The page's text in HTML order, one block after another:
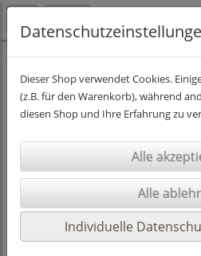
DIGISTAMPS INKL. PAPIER
Dieser Shop verwendet Cookies.
(z.B. für den Warenkorb), während
diesen Shop und Ihre Erfahrung zu
Individuelle